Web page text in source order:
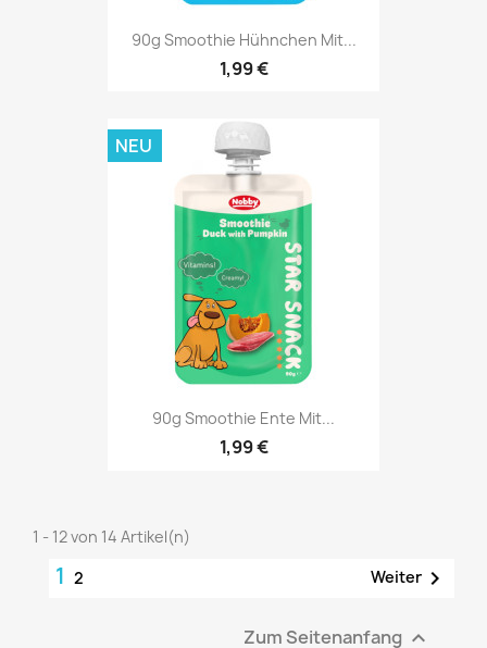
90g Smoothie Hühnchen Mit...
1,99 €
90g Smoothie Ente Mit...
1,99 €
NEU
1 - 12 von 14 Artikel(n)
1 2 Weiter 
Zum Seitenanfang 